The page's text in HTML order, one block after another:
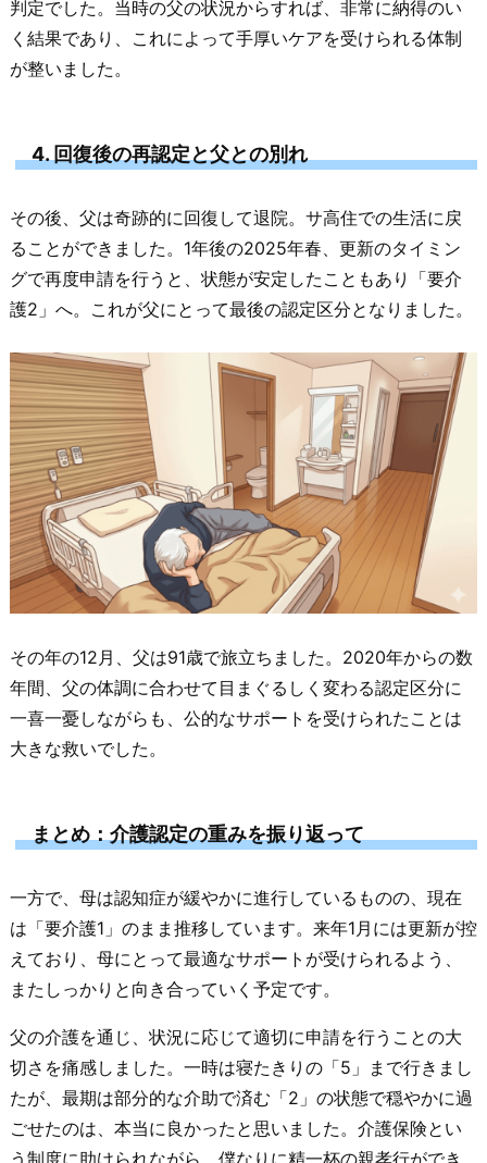
判定でした。当時の父の状況からすれば、非常に納得のい
く結果であり、これによって手厚いケアを受けられる体制
が整いました。
4. 回復後の再認定と父との別れ
その後、父は奇跡的に回復して退院。サ高住での生活に戻
ることができました。1年後の2025年春、更新のタイミン
グで再度申請を行うと、状態が安定したこともあり「要介
護2」へ。これが父にとって最後の認定区分となりました。
その年の12月、父は91歳で旅立ちました。2020年からの数
年間、父の体調に合わせて目まぐるしく変わる認定区分に
一喜一憂しながらも、公的なサポートを受けられたことは
大きな救いでした。
まとめ：介護認定の重みを振り返って
一方で、母は認知症が緩やかに進行しているものの、現在
は「要介護1」のまま推移しています。来年1月には更新が控
えており、母にとって最適なサポートが受けられるよう、
またしっかりと向き合っていく予定です。
父の介護を通じ、状況に応じて適切に申請を行うことの大
切さを痛感しました。一時は寝たきりの「5」まで行きまし
たが、最期は部分的な介助で済む「2」の状態で穏やかに過
ごせたのは、本当に良かったと思いました。介護保険とい
う制度に助けられながら、僕なりに精一杯の親孝行ができ